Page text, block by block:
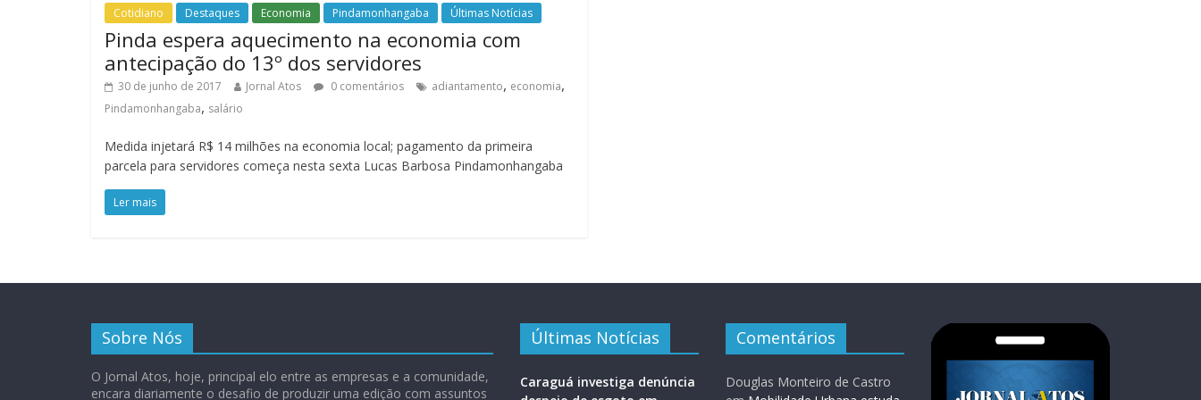
Cotidiano Destaques Economia Pindamonhangaba Últimas Notícias
Pinda espera aquecimento na economia com
antecipação do 13º dos servidores
30 de junho de 2017 Jornal Atos 0 comentários adiantamento, economia,
Pindamonhangaba, salário
Medida injetará R$ 14 milhões na economia local; pagamento da primeira
parcela para servidores começa nesta sexta Lucas Barbosa Pindamonhangaba
Ler mais
Sobre Nós
O Jornal Atos, hoje, principal elo entre as empresas e a comunidade,
encara diariamente o desafio de produzir uma edição com assuntos
Últimas Notícias
Caraguá investiga denúncia
Comentários
Douglas Monteiro de Castro